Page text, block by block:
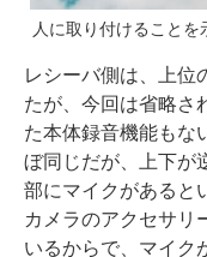
人に取り付けることを
レシーバ側は、上位
たが、今回は省略さ
た本体録音機能もな
ぼ同じだが、上下が
部にマイクがあると
カメラのアクセサリ
いるからで、マイク